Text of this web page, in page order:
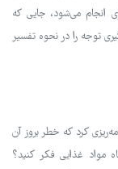
انجام می‌شود، جایی که
توجه را در نحوه تفسیر
کرد که خطر بروز آن
مواد غذایی فکر کنید؟